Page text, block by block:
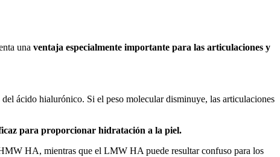
una ventaja especialmente importante para las articulaciones y
ácido hialurónico. Si el peso molecular disminuye, las articulaciones
para proporcionar hidratación a la piel.
HA, mientras que el LMW HA puede resultar confuso para los